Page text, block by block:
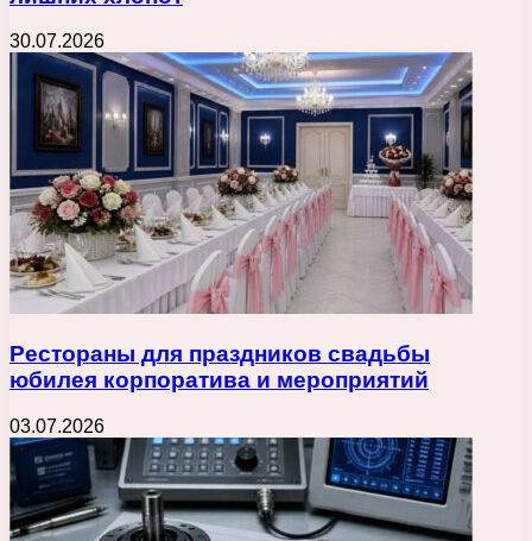
30.07.2026
Рестораны для праздников свадьбы
юбилея корпоратива и мероприятий
03.07.2026